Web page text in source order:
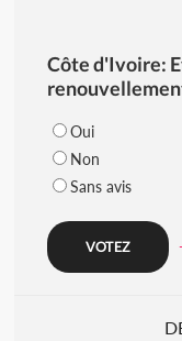
Côte d'Ivoire:
Oui
Non
Sans avis